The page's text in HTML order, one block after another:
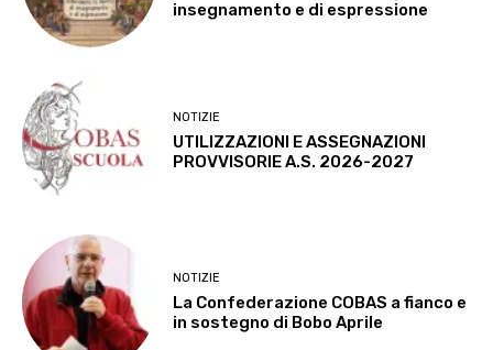
insegnamento e di espressione
NOTIZIE
UTILIZZAZIONI E ASSEGNAZIONI
PROVVISORIE A.S. 2026-2027
NOTIZIE
La Confederazione COBAS a fianco e
in sostegno di Bobo Aprile